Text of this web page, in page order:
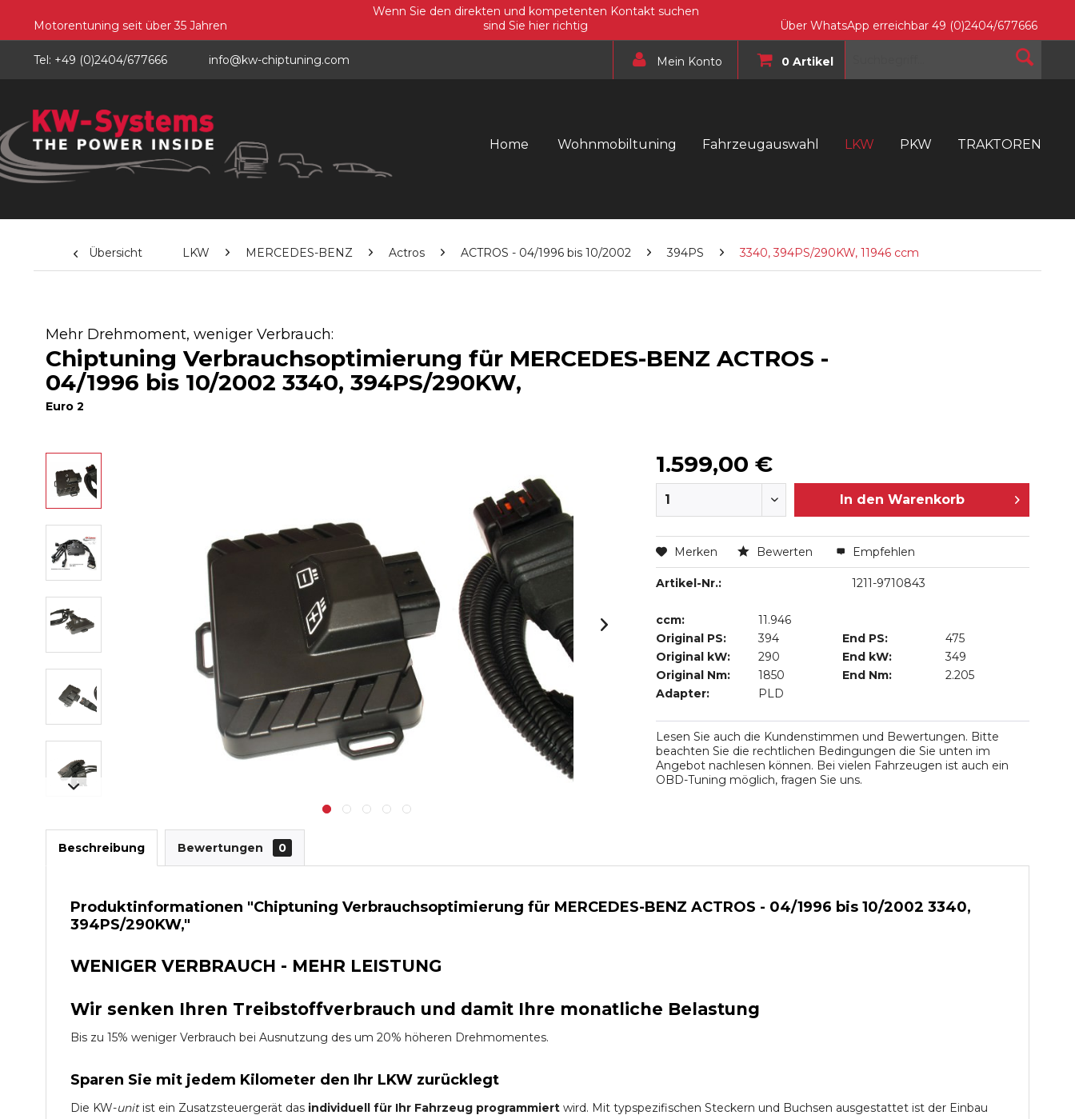
Motorentuning seit über 35 Jahren
Wenn Sie den direkten und kompetenten Kontakt suchen
sind Sie hier richtig
Über WhatsApp erreichbar 49 (0)2404/677666
Tel: +49 (0)2404/677666 info@kw-chiptuning.com Mein Konto 0 Artikel
Home Wohnmobiltuning Fahrzeugauswahl LKW PKW TRAKTOREN
Übersicht LKW MERCEDES-BENZ Actros ACTROS - 04/1996 bis 10/2002 394PS 3340, 394PS/290KW, 11946 ccm
Mehr Drehmoment, weniger Verbrauch:
Chiptuning Verbrauchsoptimierung für MERCEDES-BENZ ACTROS -
04/1996 bis 10/2002 3340, 394PS/290KW,
Euro 2
1.599,00 €
In den Warenkorb
Merken Bewerten Empfehlen
Artikel-Nr.: 1211-9710843
ccm:
11.946
Original PS:
394 End PS:
475
Original kW:
290 End kW:
349
Original Nm:
1850 End Nm:
2.205
Adapter:
PLD
Lesen Sie auch die Kundenstimmen und Bewertungen. Bitte
beachten Sie die rechtlichen Bedingungen die Sie unten im
Angebot nachlesen können. Bei vielen Fahrzeugen ist auch ein
OBD-Tuning möglich, fragen Sie uns.
Beschreibung Bewertungen 0
Produktinformationen "Chiptuning Verbrauchsoptimierung für MERCEDES-BENZ ACTROS - 04/1996 bis 10/2002 3340,
394PS/290KW,"
WENIGER VERBRAUCH - MEHR LEISTUNG
Wir senken Ihren Treibstoffverbrauch und damit Ihre monatliche Belastung
Bis zu 15% weniger Verbrauch bei Ausnutzung des um 20% höheren Drehmomentes.
Sparen Sie mit jedem Kilometer den Ihr LKW zurücklegt
Die KW-unitist ein Zusatzsteuergerät das individuell für Ihr Fahrzeug programmiert wird. Mit typspezifischen Steckern und Buchsen ausgestattet ist der Einbau